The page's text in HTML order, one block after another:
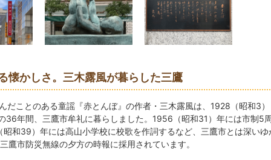
懐かしさ。三木露風が暮らした三鷹
ことのある童謡『赤とんぼ』の作者・三木露風は、1928（昭和3）
36年間、三鷹市牟礼に暮らしました。1956（昭和31）年には市制5
和39）年には高山小学校に校歌を作詞するなど、三鷹市とは深いゆ
鷹市防災無線の夕方の時報に採用されています。